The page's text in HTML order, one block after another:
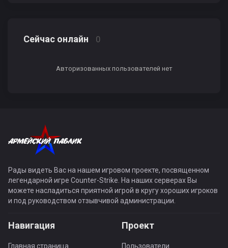
Сейчас онлайн 0
Авторизованных пользователей нет
Рады видеть Вас на нашем игровом проекте, посвященном
легендарной игре Counter-Strike. На наших серверах Вы
можете насладиться приятной игрой в кругу хороших игроков
и под руководством отзывчивой администрации.
Навигация
Главная страница
Проект
Пользователи